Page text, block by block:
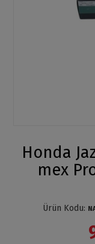
Honda
mex
Ürün Kodu: